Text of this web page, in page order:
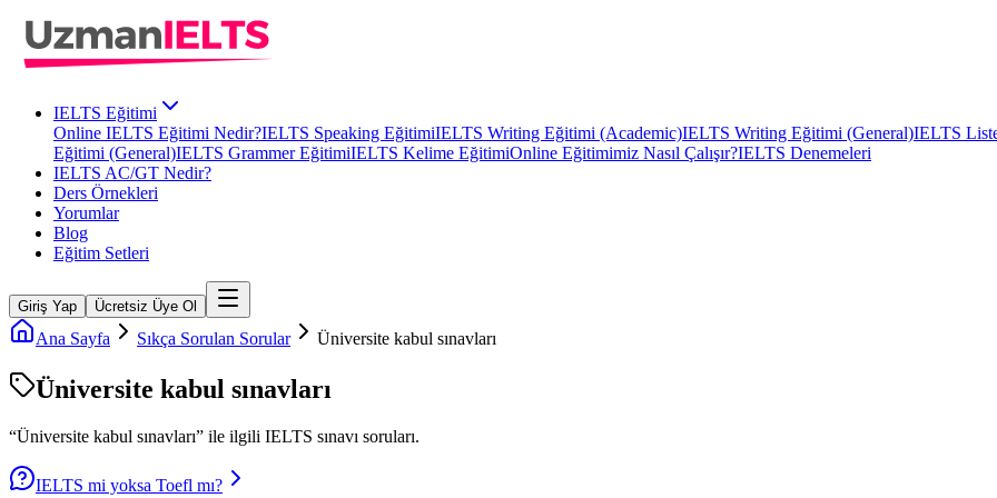
IELTS Eğitimi
Online IELTS Eğitimi Nedir?IELTS Speaking EğitimiIELTS Writing Eğitimi (Academic)IELTS Writing Eğitimi (General)IELTS
Eğitimi (General)IELTS Grammer EğitimiIELTS Kelime EğitimiOnline Eğitimimiz Nasıl Çalışır?IELTS Denemeleri
IELTS AC/GT Nedir?
Ders Örnekleri
Yorumlar
Blog
Eğitim Setleri
Giriş Yap Ücretsiz Üye Ol
Ana Sayfa Sıkça Sorulan Sorular Üniversite kabul sınavları
Üniversite kabul sınavları
“Üniversite kabul sınavları” ile ilgili IELTS sınavı soruları.
IELTS mi yoksa Toefl mı?